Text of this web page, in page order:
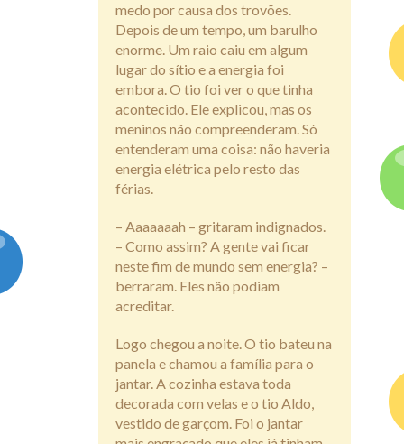
medo por causa dos trovões.
Depois de um tempo, um barulho
enorme. Um raio caiu em algum
lugar do sítio e a energia foi
embora. O tio foi ver o que tinha
acontecido. Ele explicou, mas os
meninos não compreenderam. Só
entenderam uma coisa: não haveria
energia elétrica pelo resto das
férias.
– Aaaaaaah – gritaram indignados.
– Como assim? A gente vai ficar
neste fim de mundo sem energia? –
berraram. Eles não podiam
acreditar.
Logo chegou a noite. O tio bateu na
panela e chamou a família para o
jantar. A cozinha estava toda
decorada com velas e o tio Aldo,
vestido de garçom. Foi o jantar